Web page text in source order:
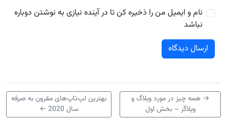
نام و ایمیل من را ذخیره کن تا در آینده نیازی به نوشتن دوباره
نباشد
→ همه چیز در مورد ویلاگ و
ویلاگر – بخش اول
بهترین لپ‌تاپ‌های مقرون به صرفه
سال 2020
←